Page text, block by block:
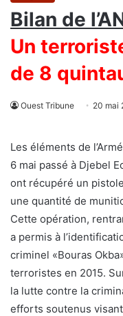
Bilan de
Un
de 8
Ouest Tribune 20 mai
Les éléments de
6 mai passé à Djebel
ont récupéré un
une quantité de
Cette opération,
a permis à
criminel «Bouras
terroristes en 2015.
la lutte contre la
efforts soutenus